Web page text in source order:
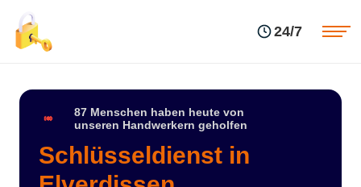
24/7
87 Menschen haben heute von
unseren Handwerkern geholfen
Schlüsseldienst in